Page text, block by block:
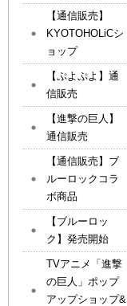
【通信販売】
KYOTOHOLiCシ
ョップ
【ぷよぷよ】通
信販売
【進撃の巨人】
通信販売
【通信販売】ブ
ルーロックコラ
ボ商品
【ブルーロッ
ク】発売開始
TVアニメ「進撃
の巨人」ポップ
アップショップ&